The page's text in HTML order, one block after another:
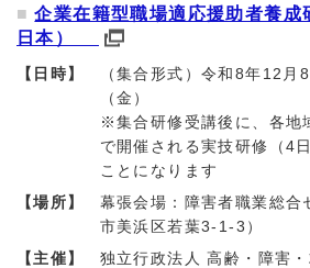
企業在籍型職場適応援助者養成
日本）
【日時】
（集合形式）令和8年12月
（金）
※集合研修受講後に、各地
で開催される実技研修（4
ことになります
【場所】
幕張会場：障害者職業総合
市美浜区若葉3-1-3）
【主催】
独立行政法人 高齢・障害